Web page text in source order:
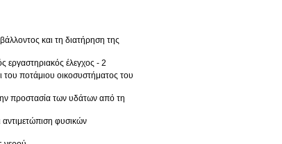
και τη διατήρηση της
εργαστηριακός έλεγχος - 2
του ποτάμιου οικοσυστήματος του
προστασία των υδάτων από τη
αντιμετώπιση φυσικών